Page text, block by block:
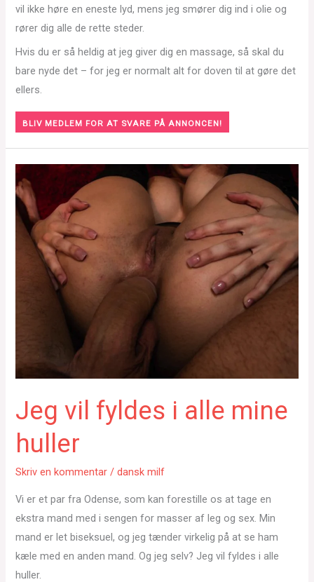
vil ikke høre en eneste lyd, mens jeg smører dig ind i olie og
rører dig alle de rette steder.
Hvis du er så heldig at jeg giver dig en massage, så skal du
bare nyde det – for jeg er normalt alt for doven til at gøre det
ellers.
BLIV MEDLEM FOR AT SVARE PÅ ANNONCEN!
Jeg vil fyldes i alle mine
huller
Skriv en kommentar /dansk milf
Vi er et par fra Odense, som kan forestille os at tage en
ekstra mand med i sengen for masser af leg og sex. Min
mand er let biseksuel, og jeg tænder virkelig på at se ham
kæle med en anden mand. Og jeg selv? Jeg vil fyldes i alle
huller.